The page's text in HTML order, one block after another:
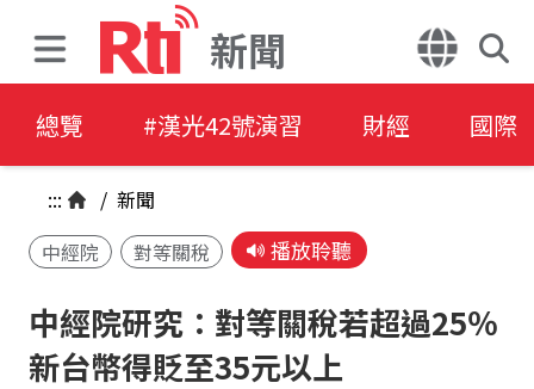
新聞
總覽 #漢光42號演習 財經 國際
::: / 新聞
中經院
對等關稅 播放聆聽
中經院研究：對等關稅若超過25％
新台幣得貶至35元以上